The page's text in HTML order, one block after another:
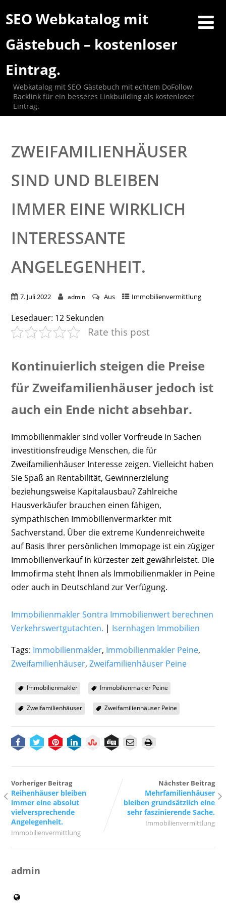
SEO Webkatalog mit
Gästebuch – kostenloser
Eintrag.
Webkatalog mit SEO Gästebuch mit echtem DoFollow
Backlink für ein besseres Linkbuilding als kostenloser
Eintrag.
ZWEIFAMILIENHÄUSER
SIND UND BLEIBEN
IMMER EINE WIRKLICH
INTERESSANTE
ANGELEGENHEIT.
7. Juli 2022 admin Aus Immobilienvermittlung
Lesedauer: 12Sekunden
Rate this post
Kontinuierlich steigen die Preise
für Zweifamilienhäuser jedoch ist
auch ein Ende nicht absehbar.
Immobilienmakler sind voller Vorfreude in Sachen
investitionsfreudige Menschen, die für
Zweifamilienhäuser Interesse zeigen. Vielleicht haben
Sie Spaß an Rentabilität, Gewinnerzielung
beziehungsweise Kapitalausbau? Zahlreiche
Hausverkäufer brauchen einen fähigen,
sympathischen Immobilienvermarkter mit
Sachverstand. Über die extreme Kundenreichweite
auf Basis Ihrer persönlichen Immopage ist ein zügiger
Immobilienverkauf In kürzester zeit gewährleistet. Die
Immofirma steht Ihnen als Immobilienmakler in Peine
oder auch in Deutschland zur Verfügung.
Immobilienmakler Sontra Immobilienwert berechnen
Verkehrswertgutachten. | Isernhagen Immobilien
Tags: Immobilienmakler, Immobilienmakler Peine,
Zweifamilienhäuser, Zweifamilienhäuser Peine
Immobilienmakler Immobilienmakler Peine
Zweifamilienhäuser Zweifamilienhäuser Peine
Vorheriger Beitrag
Reihenhäuser bleiben
immer eine absolut
vielversprechende
Angelegenheit.
Immobilienvermittlung
Nächster Beitrag
Mehrfamilienhäuser
bleiben grundsätzlich eine
sehr faszinierende Sache.
Immobilienvermittlung
admin